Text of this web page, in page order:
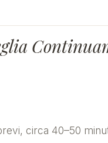
circa 40–50